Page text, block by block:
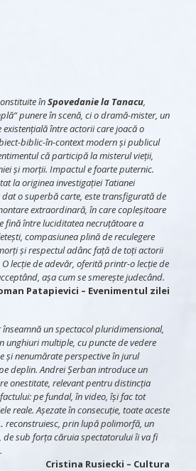
înSpovedanie la Tanacu,
punere în scenă, ci o dramă-mister, un
existențială între actorii care joacă o
biblic-în-context modern și publicul
că participă la misterul vieții,
și morții. Impactul e foarte puternic.
la originea investigației Tatianei
dat o superbă carte, este transfigurată de
extraordinară, în care copleșitoare
fină între luciditatea necruțătoare a
compasiunea plină de reculegere
și respectul adânc față de toți actorii
lecție de adevăr, oferită printr-o lecție de
așa cum se smerește judecând.
Patapievici – Evenimentul zilei
un spectacol pluridimensional,
unghiuri multiple, cu puncte de vedere
și nenumărate perspective în jurul
deplin. Andrei Șerban introduce un
onestitate, relevant pentru distincția
pe fundal, în video, își fac tot
reale. Așezate în consecuție, toate aceste
reconstruiesc, prin lupă polimorfă, un
de sub forța căruia spectatorului îi va fi
Cristina Rusiecki – Cultura